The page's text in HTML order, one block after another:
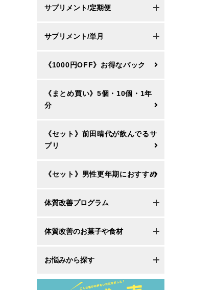
サプリメント/定期便
サプリメント/単月
《1000円OFF》お得なパック
《まとめ買い》5個・10個・1年
分
《セット》前田晴代が飲んでるサ
プリ
《セット》男性更年期におすすめ
体質改善プログラム
体質改善のお菓子や食材
お悩みから探す